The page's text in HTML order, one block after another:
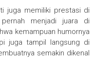
juga memiliki prestasi di
menjadi juara di
kemampuan humornya
juga tampil langsung di
semakin dikenal